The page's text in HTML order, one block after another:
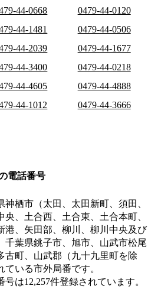
44-0668
0479-44-0120
44-1481
0479-44-0506
44-2039
0479-44-1677
44-3400
0479-44-0218
44-4605
0479-44-4888
44-1012
0479-44-3666
電話番号
神栖市（太田、太田新町、須田、
、土合西、土合東、土合本町、
港、矢田部、柳川、柳川中央及び
千葉県銚子市、旭市、山武市松尾
古町、山武郡（九十九里町を除
ている市外局番です。
は12,257件登録されています。